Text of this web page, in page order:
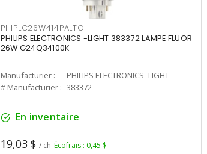
PHIPLC26W414PALTO
PHILIPS ELECTRONICS -LIGHT 383372 LAMPE FLUOR
26W G24Q34100K
Manufacturier :
PHILIPS ELECTRONICS -LIGHT
# Manufacturier : 383372
En inventaire
19,03 $ / ch Écofrais : 0,45 $